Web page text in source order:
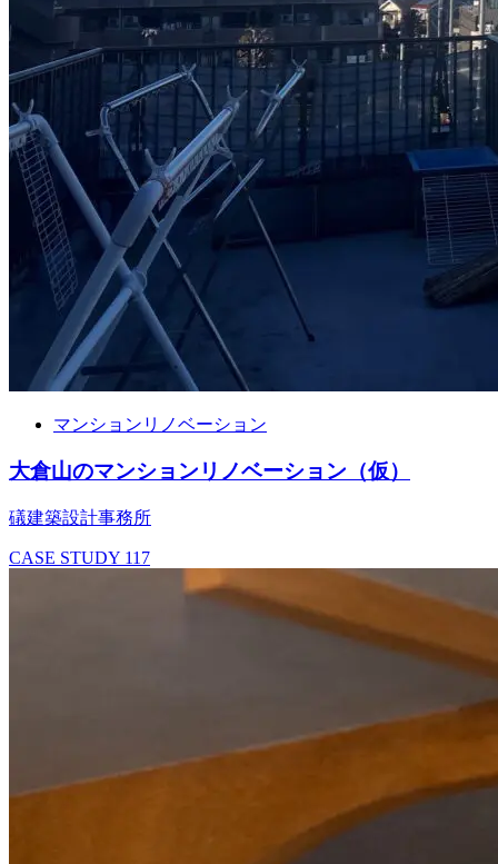
マンションリノベーション
大倉山のマンションリノベーション（仮）
礒建築設計事務所
CASE STUDY 117